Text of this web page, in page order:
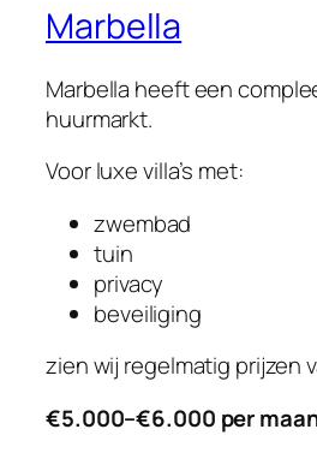
Marbella
Marbella heeft een
huurmarkt.
Voor luxe villa’s met:
zwembad
tuin
privacy
beveiliging
zien wij regelmatig prijzen
€5.000–€6.000 per